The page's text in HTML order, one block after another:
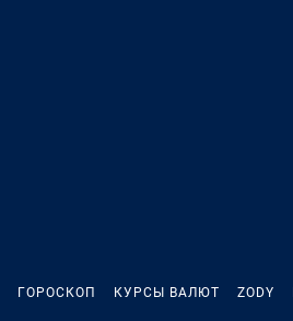
ГОРОСКОП КУРСЫ ВАЛЮТ ZODY